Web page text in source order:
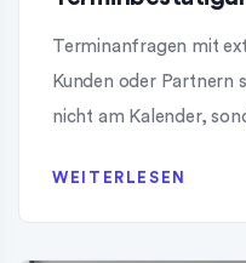
Terminanfragen mit
Kunden oder Partnern
nicht am Kalender,
WEITERLESEN